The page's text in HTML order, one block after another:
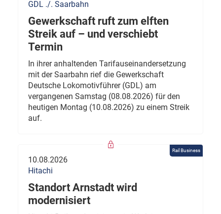
GDL ./. Saarbahn
Gewerkschaft ruft zum elften
Streik auf – und verschiebt
Termin
In ihrer anhaltenden Tarifauseinandersetzung
mit der Saarbahn rief die Gewerkschaft
Deutsche Lokomotivführer (GDL) am
vergangenen Samstag (08.08.2026) für den
heutigen Montag (10.08.2026) zu einem Streik
auf.
Rail Business
10.08.2026
Hitachi
Standort Arnstadt wird
modernisiert